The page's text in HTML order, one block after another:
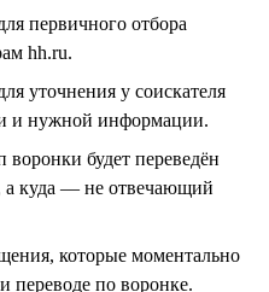
первичного отбора
hh.ru.
уточнения у соискателя
и нужной информации.
воронки будет переведён
а куда — не отвечающий
которые моментально
переводе по воронке.